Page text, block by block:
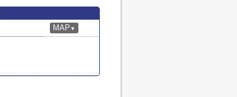
MAP ▼